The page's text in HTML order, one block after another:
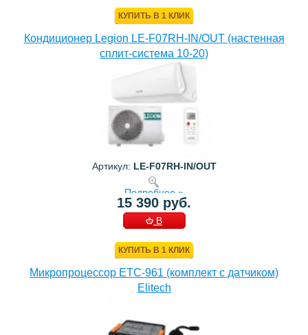
КУПИТЬ В 1 КЛИК
Кондиционер Legion LE-F07RH-IN/OUT (настенная
сплит-система 10-20)
Артикул: LE-F07RH-IN/OUT
Подробнее »
15 390 руб.
В
КУПИТЬ В 1 КЛИК
Микропроцессор ETC-961 (комплект c датчиком)
Elitech